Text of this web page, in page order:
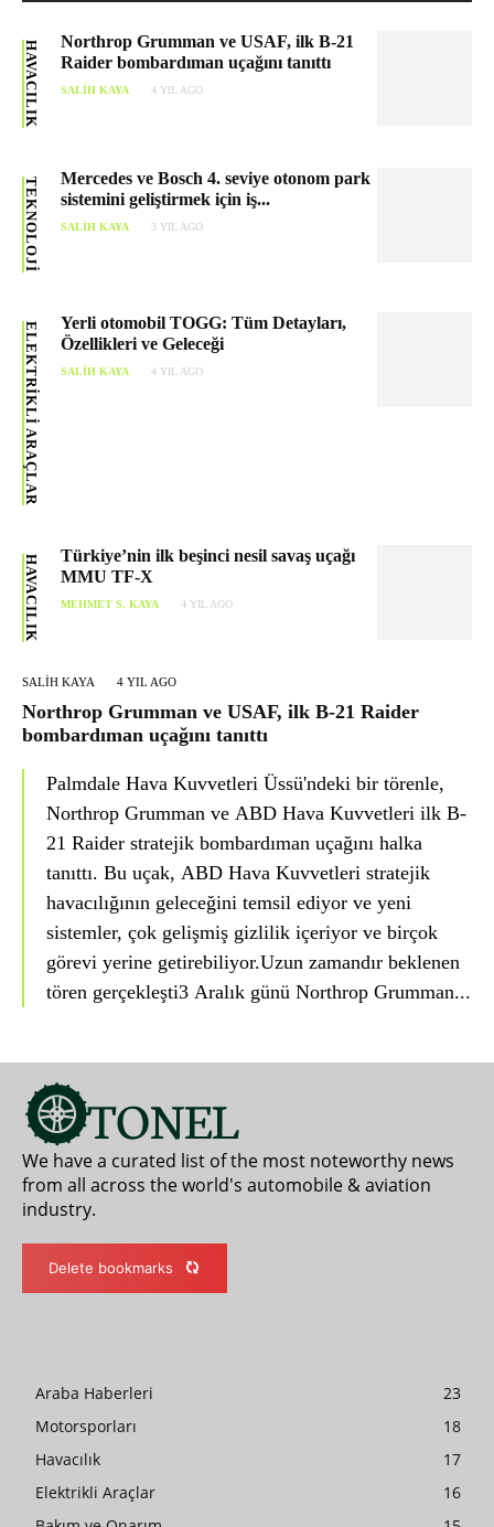
HAVACILIK
Northrop Grumman ve USAF, ilk B-21
Raider bombardıman uçağını tanıttı
SALIH KAYA 4 YIL AGO
TEKNOLOJI
Mercedes ve Bosch 4. seviye otonom park
sistemini geliştirmek için iş...
SALIH KAYA 3 YIL AGO
ELEKTRIKLI ARAÇLAR
Yerli otomobil TOGG: Tüm Detayları,
Özellikleri ve Geleceği
SALIH KAYA 4 YIL AGO
HAVACILIK
Türkiye’nin ilk beşinci nesil savaş uçağı
MMU TF-X
MEHMET S. KAYA 4 YIL AGO
SALIH KAYA 4 YIL AGO
Northrop Grumman ve USAF, ilk B-21 Raider
bombardıman uçağını tanıttı
Palmdale Hava Kuvvetleri Üssü'ndeki bir törenle,
Northrop Grumman ve ABD Hava Kuvvetleri ilk B-
21 Raider stratejik bombardıman uçağını halka
tanıttı. Bu uçak, ABD Hava Kuvvetleri stratejik
havacılığının geleceğini temsil ediyor ve yeni
sistemler, çok gelişmiş gizlilik içeriyor ve birçok
görevi yerine getirebiliyor.Uzun zamandır beklenen
tören gerçekleşti3 Aralık günü Northrop Grumman...
We have a curated list of the most noteworthy news
from all across the world's automobile & aviation
industry.
Delete bookmarks
Araba Haberleri
23
Motorsporları
18
Havacılık
17
Elektrikli Araçlar
16